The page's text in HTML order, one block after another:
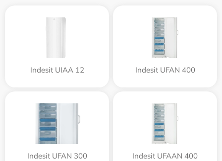
Indesit UIAA 12 Indesit UFAN 400
Indesit UFAN 300 Indesit UFAAN 400